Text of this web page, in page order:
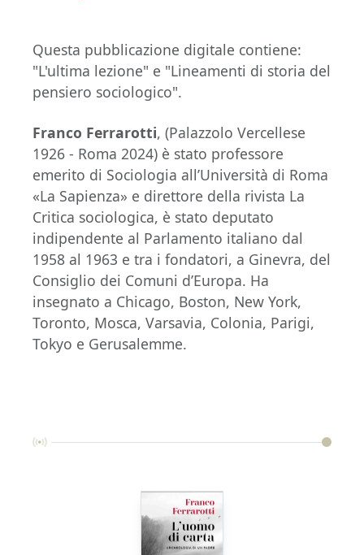
Questa pubblicazione digitale contiene:
"L'ultima lezione" e "Lineamenti di storia del
pensiero sociologico".
Franco Ferrarotti, (Palazzolo Vercellese
1926 - Roma 2024) è stato professore
emerito di Sociologia all’Università di Roma
«La Sapienza» e direttore della rivista La
Critica sociologica, è stato deputato
indipendente al Parlamento italiano dal
1958 al 1963 e tra i fondatori, a Ginevra, del
Consiglio dei Comuni d’Europa. Ha
insegnato a Chicago, Boston, New York,
Toronto, Mosca, Varsavia, Colonia, Parigi,
Tokyo e Gerusalemme.